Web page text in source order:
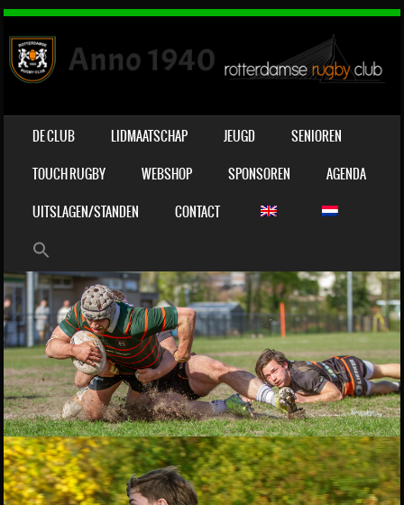
MENU
OVERSLAAN NAAR INHOUD
DE CLUB LIDMAATSCHAP JEUGD
SENIOREN
TOUCH RUGBY
WEBSHOP SPONSOREN
AGENDA
UITSLAGEN/STANDEN
CONTACT